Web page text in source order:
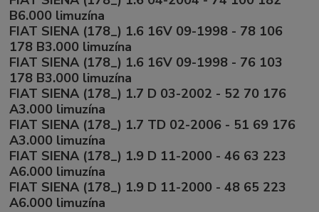
B6.000 limuzína
FIAT SIENA (178_) 1.6 16V 09-1998 - 78 106
178 B3.000 limuzína
FIAT SIENA (178_) 1.6 16V 09-1998 - 76 103
178 B3.000 limuzína
FIAT SIENA (178_) 1.7 D 03-2002 - 52 70 176
A3.000 limuzína
FIAT SIENA (178_) 1.7 TD 02-2006 - 51 69 176
A3.000 limuzína
FIAT SIENA (178_) 1.9 D 11-2000 - 46 63 223
A6.000 limuzína
FIAT SIENA (178_) 1.9 D 11-2000 - 48 65 223
A6.000 limuzína